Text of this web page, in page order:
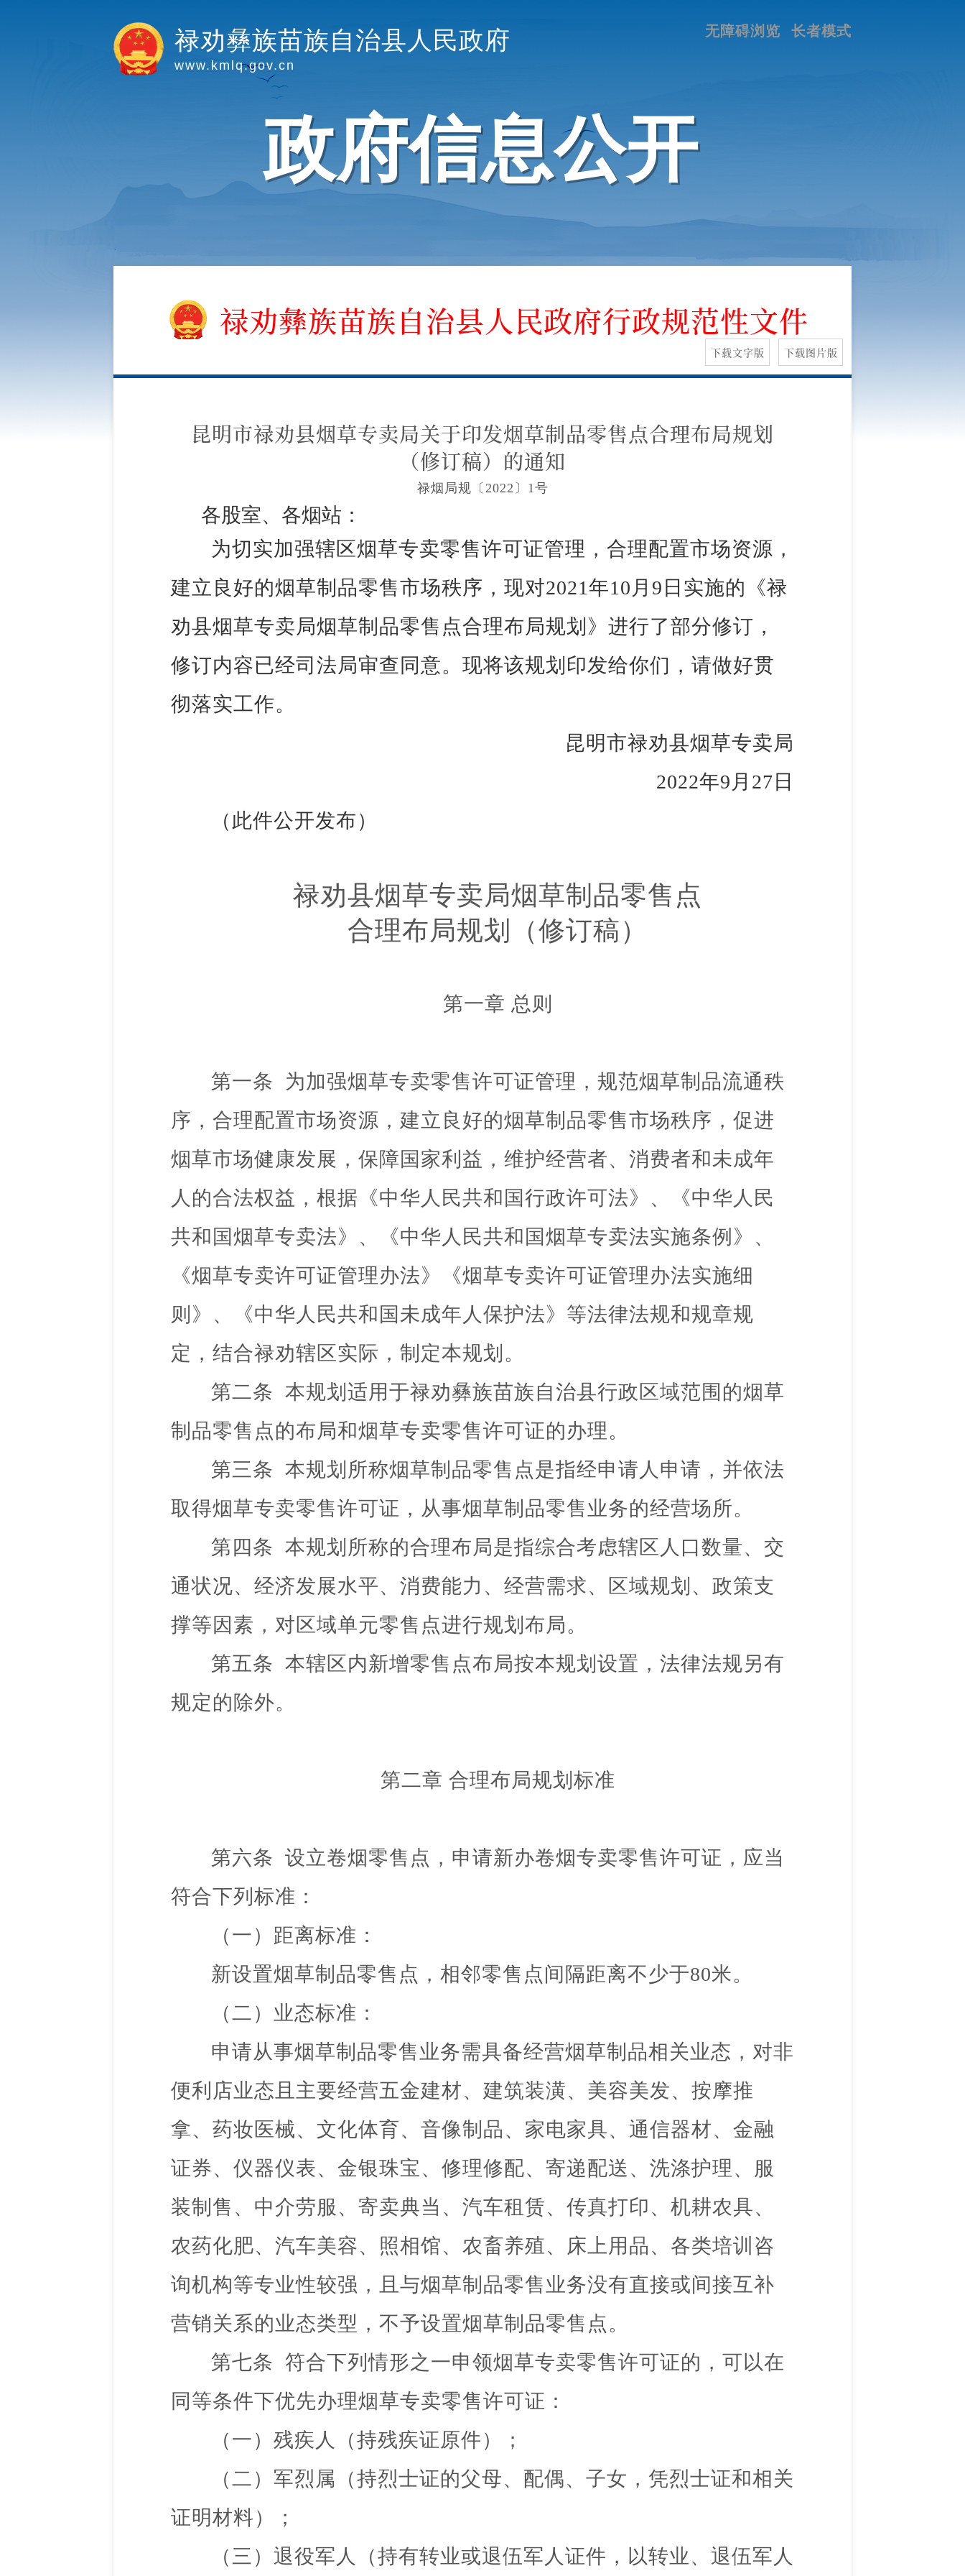
禄劝彝族苗族自治县人民政府
www.kmlq.gov.cn
长者模式
无障碍浏览
政府信息公开
禄劝彝族苗族自治县人民政府行政规范性文件
下载文字版 下载图片版
昆明市禄劝县烟草专卖局关于印发烟草制品零售点合理布局规划
（修订稿）的通知
禄烟局规〔2022〕1号
各股室、各烟站：
为切实加强辖区烟草专卖零售许可证管理，合理配置市场资源，
建立良好的烟草制品零售市场秩序，现对2021年10月9日实施的《禄
劝县烟草专卖局烟草制品零售点合理布局规划》进行了部分修订，
修订内容已经司法局审查同意。现将该规划印发给你们，请做好贯
彻落实工作。
昆明市禄劝县烟草专卖局
2022年9月27日
（此件公开发布）
禄劝县烟草专卖局烟草制品零售点
合理布局规划（修订稿）
第一章 总则
第一条
为加强烟草专卖零售许可证管理，规范烟草制品流通秩
序，合理配置市场资源，建立良好的烟草制品零售市场秩序，促进
烟草市场健康发展，保障国家利益，维护经营者、消费者和未成年
人的合法权益，根据《中华人民共和国行政许可法》、《中华人民
共和国烟草专卖法》、《中华人民共和国烟草专卖法实施条例》、
《烟草专卖许可证管理办法》《烟草专卖许可证管理办法实施细
则》 、《中华人民共和国未成年人保护法》 等法律法规和规章规
定，结合禄劝辖区实际，制定本规划。
第二条 本规划适用于禄劝彝族苗族自治县行政区域范围的烟草
制品零售点的布局和烟草专卖零售许可证的办理。
第三条 本规划所称烟草制品零售点是指经申请人申请，并依法
取得烟草专卖零售许可证，从事烟草制品零售业务的经营场所。
第四条 本规划所称的合理布局是指综合考虑辖区人口数量、交
通状况、经济发展水平、消费能力、经营需求、区域规划、政策支
撑等因素，对区域单元零售点进行规划布局。
第五条 本辖区内新增零售点布局按本规划设置，法律法规另有
规定的除外。
第二章 合理布局规划标准
第六条 设立卷烟零售点，申请新办卷烟专卖零售许可证，应当
符合下列标准：
（一）距离标准：
新设置烟草制品零售点，相邻零售点间隔距离不少于80米。
（二）业态标准：
申请从事烟草制品零售业务需具备经营烟草制品相关业态，对非
便利店业态且主要经营五金建材、建筑装潢、美容美发、按摩推
拿、药妆医械、文化体育、音像制品、家电家具、通信器材、金融
证券、仪器仪表、金银珠宝、修理修配、寄递配送、洗涤护理、服
装制售、中介劳服、寄卖典当、汽车租赁、传真打印、机耕农具、
农药化肥、汽车美容、照相馆、农畜养殖、床上用品、各类培训咨
询机构等专业性较强，且与烟草制品零售业务没有直接或间接互补
营销关系的业态类型， 不予设置烟草制品零售点。
第七条
符合下列情形之一申领烟草专卖零售许可证的，可以在
同等条件下优先办理烟草专卖零售许可证：
（一）残疾人（持残疾证原件）；
（二）军烈属（持烈士证的父母、配偶、子女，凭烈士证和相关
证明材料）；
（三）退役军人（持有转业或退伍军人证件，以转业、退伍军人